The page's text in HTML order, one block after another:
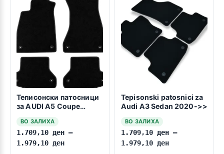
Теписонски патосници
за AUDI A5 Coupe
ВО ЗАЛИХА
1.709,10 ден –
1.979,10 ден
Tepisonski patosnici za
Audi A3 Sedan 2020->>
ВО ЗАЛИХА
1.709,10 ден –
1.979,10 ден